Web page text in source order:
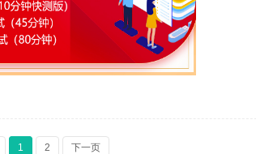
1 2 下一页